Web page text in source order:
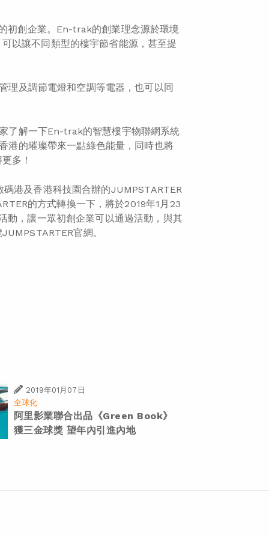
初創企業。En-trak的創業理念源於環境
以讓不同類型的樓宇節省能源，甚至提
理及調節電燈和空調等電器，也可以同
了解一下En-trak的智慧樓宇物聯網系統
港的璀璨帶來一點綠色能量，同時也將
多！
港及香港科技園合辦的JUMPSTARTER
的方式轉換一下，將於2019年1月23
，讓一眾初創企業可以通過活動，與其
JUMPSTARTER官網。
2019年01月07日
全球化
阿里影業聯合出品《Green Book》
獲三金球獎 望年內引進內地